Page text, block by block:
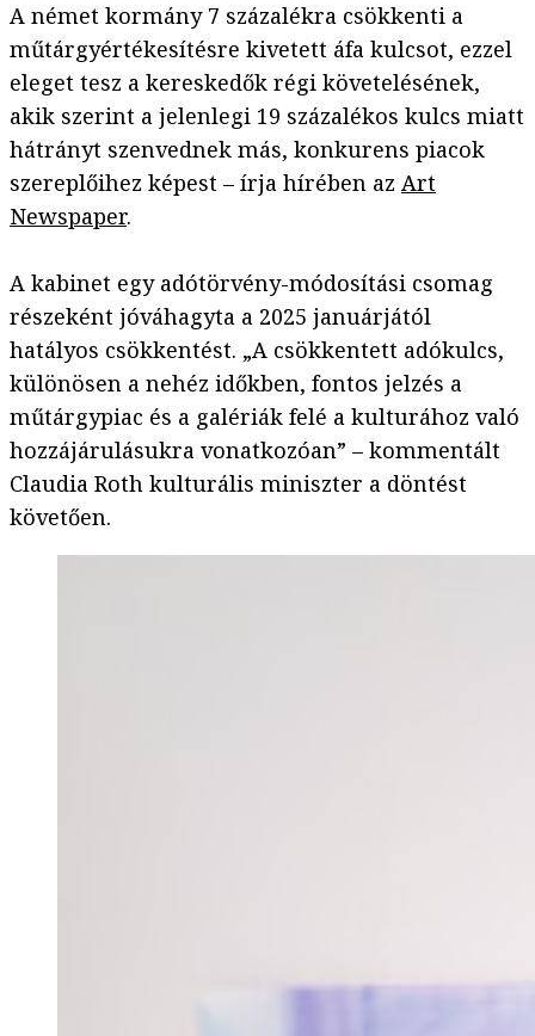
A német kormány 7 százalékra csökkenti a
műtárgyértékesítésre kivetett áfa kulcsot, ezzel
eleget tesz a kereskedők régi követelésének,
akik szerint a jelenlegi 19 százalékos kulcs miatt
hátrányt szenvednek más, konkurens piacok
szereplőihez képest – írja hírében az Art
Newspaper.
A kabinet egy adótörvény-módosítási csomag
részeként jóváhagyta a 2025 januárjától
hatályos csökkentést. „A csökkentett adókulcs,
különösen a nehéz időkben, fontos jelzés a
műtárgypiac és a galériák felé a kulturához való
hozzájárulásukra vonatkozóan” – kommentált
Claudia Roth kulturális miniszter a döntést
követően.